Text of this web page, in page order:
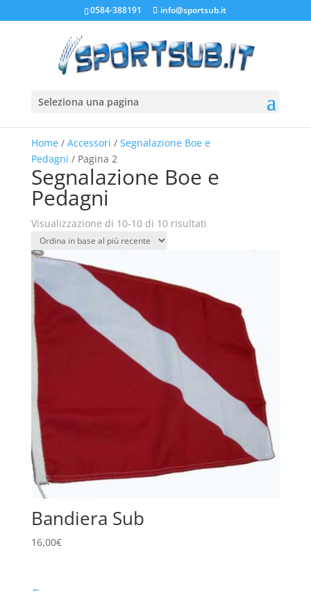
0584-388191 info@sportsub.it
Seleziona una pagina
Home/ Accessori / Segnalazione Boe e
Pedagni / Pagina 2
Segnalazione Boe e
Pedagni
Visualizzazione di 10-10 di 10 risultatiOrdina
recente
Bandiera Sub
16,00€
←